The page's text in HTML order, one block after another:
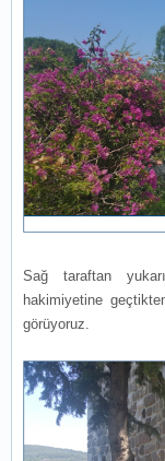
Sağ taraftan
hakimiyetine
görüyoruz.